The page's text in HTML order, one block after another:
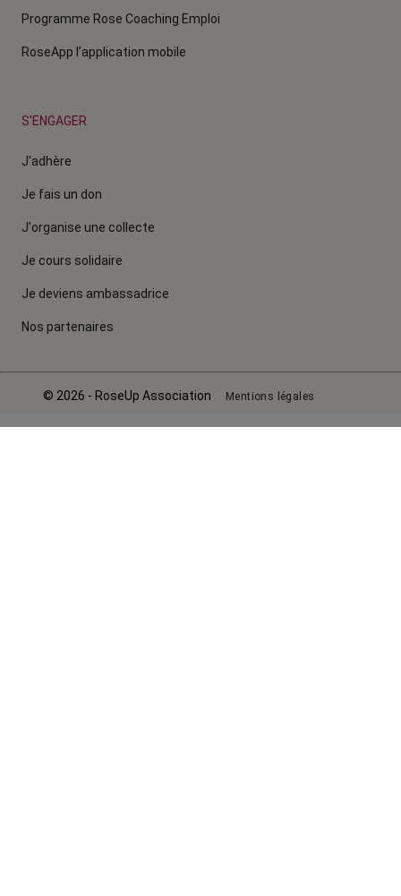
Programme Rose Coaching Emploi
RoseApp l’application mobile
S'ENGAGER
J'adhère
Je fais un don
J'organise une collecte
Je cours solidaire
Je deviens ambassadrice
Nos partenaires
© 2026 - RoseUp Association Mentions légales